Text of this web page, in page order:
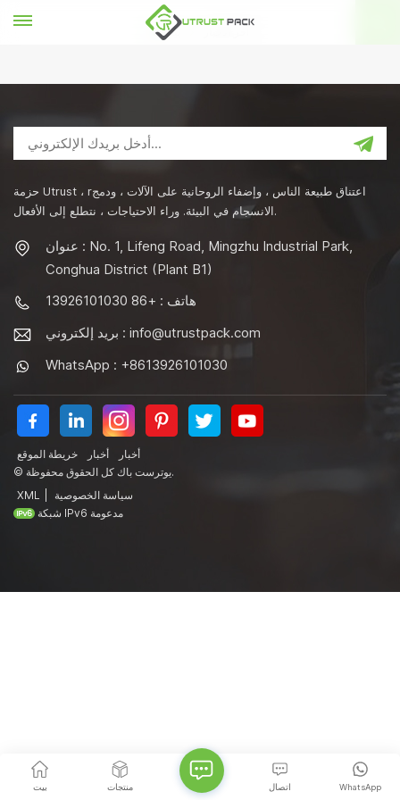
بيت
حزمة Utrust ، rاعتناق طبيعة الناس ، وإضفاء الروحانية على الآلات ، ودمج
الانسجام في البيئة. وراء الاحتياجات ، نتطلع إلى الأفعال.
عنوان : No. 1, Lifeng Road, Mingzhu Industrial Park,
Conghua District (Plant B1)
هاتف : +86 13926101030
بريد إلكتروني : info@utrustpack.com
WhatsApp : +8613926101030
خريطة الموقع أخبار
أخبار
© يوترست باك كل الحقوق محفوظة.
XML
سياسة الخصوصية
شبكة IPv6 مدعومة
بيت منتجات WhatsApp اتصال